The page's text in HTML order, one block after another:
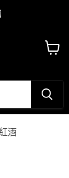
購
物
車
酒